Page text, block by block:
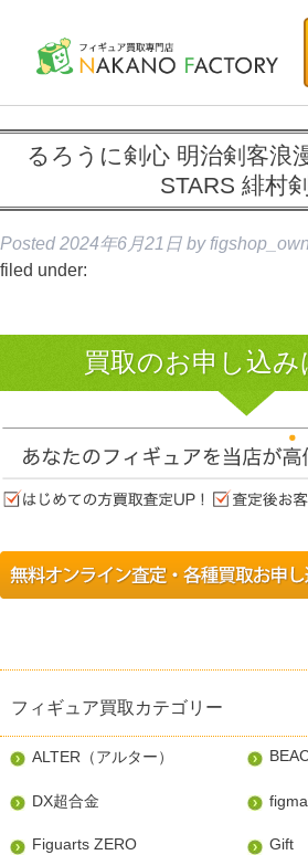
るろうに剣心 明治剣客浪
STARS 緋村
Posted 2024年6月21日 by
filed under:
買取のお申し込み
フィギュア買取カテゴリー
ALTER（アルター）
DX超合金
Figuarts ZERO Gift